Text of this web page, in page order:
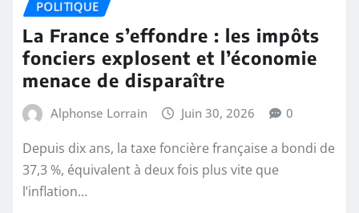
POLITIQUE
La France s’effondre : les impôts
fonciers explosent et l’économie
menace de disparaître
Alphonse Lorrain Juin 30, 2026 0
Depuis dix ans, la taxe foncière française a bondi de
37,3 %, équivalent à deux fois plus vite que
l’inflation…